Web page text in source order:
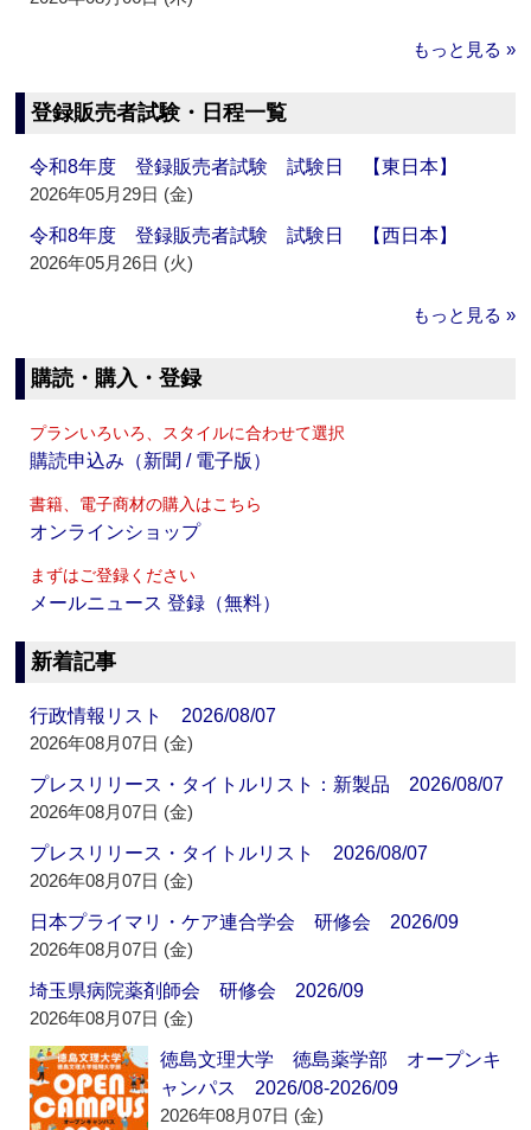
もっと見る »
登録販売者試験・日程一覧
令和8年度 登録販売者試験 試験日 【東日本】
2026年05月29日 (金)
令和8年度 登録販売者試験 試験日 【西日本】
2026年05月26日 (火)
もっと見る »
購読・購入・登録
プランいろいろ、スタイルに合わせて選択
購読申込み（新聞 / 電子版）
書籍、電子商材の購入はこちら
オンラインショップ
まずはご登録ください
メールニュース 登録（無料）
新着記事
行政情報リスト 2026/08/07
2026年08月07日 (金)
プレスリリース・タイトルリスト：新製品 2026/08/07
2026年08月07日 (金)
プレスリリース・タイトルリスト 2026/08/07
2026年08月07日 (金)
日本プライマリ・ケア連合学会 研修会 2026/09
2026年08月07日 (金)
埼玉県病院薬剤師会 研修会 2026/09
2026年08月07日 (金)
徳島文理大学 徳島薬学部 オープンキ
ャンパス 2026/08-2026/09
2026年08月07日 (金)